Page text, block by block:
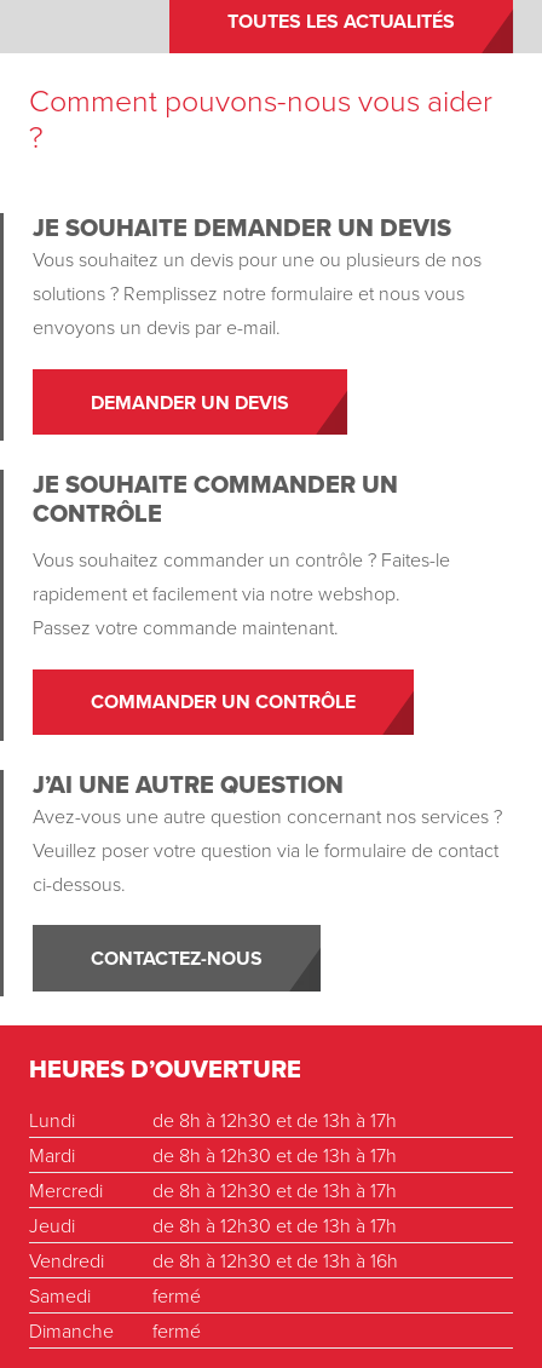
TOUTES LES ACTUALITÉS
Comment pouvons-nous vous aider
?
JE SOUHAITE DEMANDER UN DEVIS
Vous souhaitez un devis pour une ou plusieurs de nos
solutions ? Remplissez notre formulaire et nous vous
envoyons un devis par e-mail.
DEMANDER UN DEVIS
JE SOUHAITE COMMANDER UN
CONTRÔLE
Vous souhaitez commander un contrôle ? Faites-le
rapidement et facilement via notre webshop.
Passez votre commande maintenant.
COMMANDER UN CONTRÔLE
J’AI UNE AUTRE QUESTION
Avez-vous une autre question concernant nos services ?
Veuillez poser votre question via le formulaire de contact
ci-dessous.
CONTACTEZ-NOUS
HEURES D’OUVERTURE
Lundi
de 8h à 12h30 et de 13h à 17h
Mardi
de 8h à 12h30 et de 13h à 17h
Mercredi
de 8h à 12h30 et de 13h à 17h
Jeudi
de 8h à 12h30 et de 13h à 17h
Vendredi
de 8h à 12h30 et de 13h à 16h
Samedi
fermé
Dimanche
fermé